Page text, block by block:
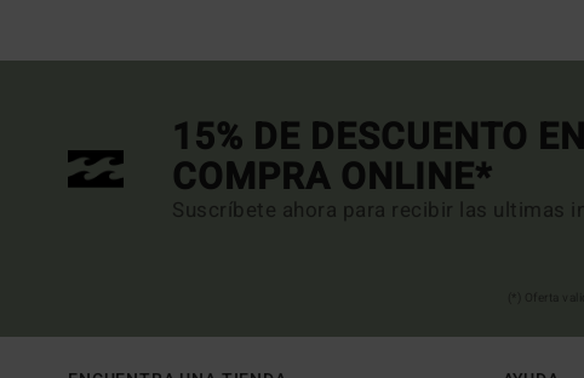
15% DE DESCUENTO
COMPRA ONLINE*
Suscríbete ahora para recibir las ultimas